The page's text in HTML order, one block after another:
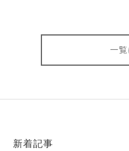
一
新着記事